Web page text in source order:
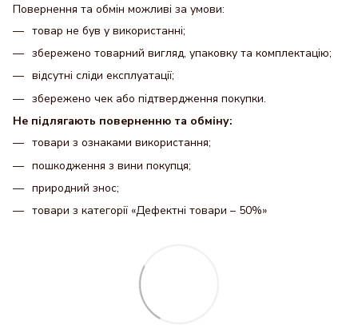
Повернення та обмін можливі за умови:
товар не був у використанні;
збережено товарний вигляд, упаковку та комплектацію;
відсутні сліди експлуатації;
збережено чек або підтвердження покупки.
Не підлягають поверненню та обміну:
товари з ознаками використання;
пошкодження з вини покупця;
природний знос;
товари з категорії «Дефектні товари – 50%»